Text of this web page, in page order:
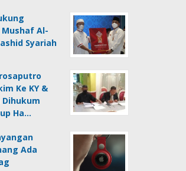
Al-
Syariah
Ke KY &
Dihukum
Ha…
Ada